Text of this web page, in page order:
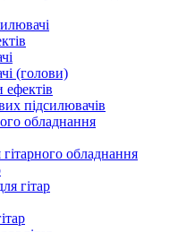
(голови)
ефектів
підсилювачів
обладнання
обладнання
гітар